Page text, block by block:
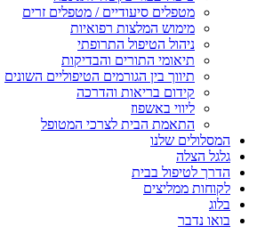
מטפלים סיעודיים / מטפלים זרים
מימוש המלצות רפואיות
ניהול הטיפול התרופתי
תיאומי התורים והבדיקות
תיווך בין הגורמים הטיפוליים השונים
קידום בריאות והדרכה
ליווי באשפוז
התאמת הבית לצרכי המטופל
המסלולים שלנו
גלגל הצלה
הדרך לטיפול בבית
לקוחות ממליצים
בלוג
בואו נדבר